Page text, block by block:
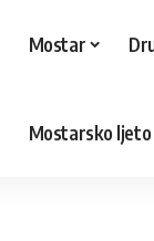
Mostar
Mostarsko ljeto